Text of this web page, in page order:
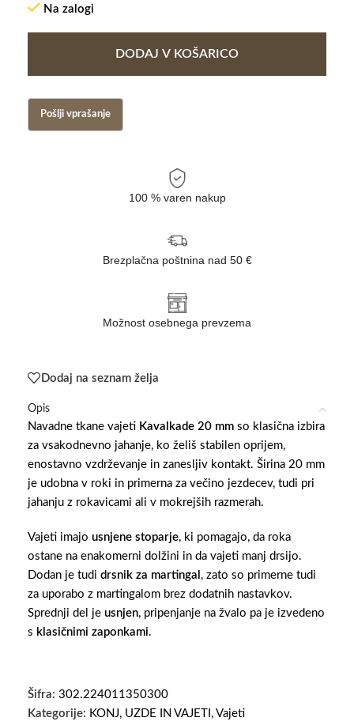
Na zalogi
DODAJ V KOŠARICO
100 % varen nakup
Brezplačna poštnina nad 50 €
Možnost osebnega prevzema
Dodaj na seznam želja
Opis
Navadne tkane vajeti Kavalkade 20 mm so klasična izbira
za vsakodnevno jahanje, ko želiš stabilen oprijem,
enostavno vzdrževanje in zanesljiv kontakt. Širina 20 mm
je udobna v roki in primerna za večino jezdecev, tudi pri
jahanju z rokavicami ali v mokrejših razmerah.
Vajeti imajo usnjene stoparje, ki pomagajo, da roka
ostane na enakomerni dolžini in da vajeti manj drsijo.
Dodan je tudi drsnik za martingal , zato so primerne tudi
za uporabo z martingalom brez dodatnih nastavkov.
Sprednji del je usnjen, pripenjanje na žvalo pa je izvedeno
s klasičnimi zaponkami.
Šifra: 302.224011350300
Kategorije: KONJ, UZDE IN VAJETI , Vajeti